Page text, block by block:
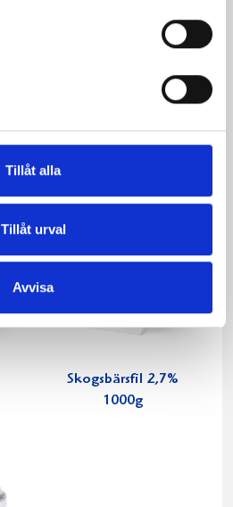
Tillåt alla
Tillåt urval
Avvisa
Jordgubbsfil 2,7%
Skogsbärsfil 2,7%
1000g